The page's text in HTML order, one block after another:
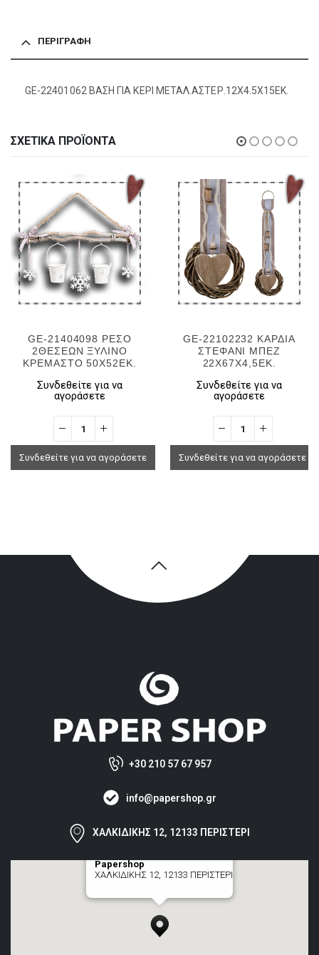
ΠΕΡΙΓΡΑΦΉ
GE-22401062 ΒΑΣΗ ΓΙΑ ΚΕΡΙ ΜΕΤΑΛ.ΑΣΤΕΡ.12X4.5X15EK.
ΣΧΕΤΙΚΆ ΠΡΟΪΌΝΤΑ
GE-21404098 ΡΕΣΟ
2ΘΕΣΕΩΝ ΞΥΛΙΝΟ
ΚΡΕΜΑΣΤΟ 50Χ52ΕΚ.
Συνδεθείτε για να
αγοράσετε
Συνδεθείτε για να αγοράσετε
GE-22102232 ΚΑΡΔΙΑ
ΣΤΕΦΑΝΙ ΜΠΕΖ
22Χ67Χ4,5ΕΚ.
Συνδεθείτε για να
αγοράσετε
Συνδεθείτε για να αγοράσετε
+30 210 57 67 957
info@papershop.gr
ΧΑΛΚΙΔΙΚΗΣ 12, 12133 ΠΕΡΙΣΤΕΡΙ
Papershop
ΧΑΛΚΙΔΙΚΗΣ 12, 12133 ΠΕΡΙΣΤΕΡΙ